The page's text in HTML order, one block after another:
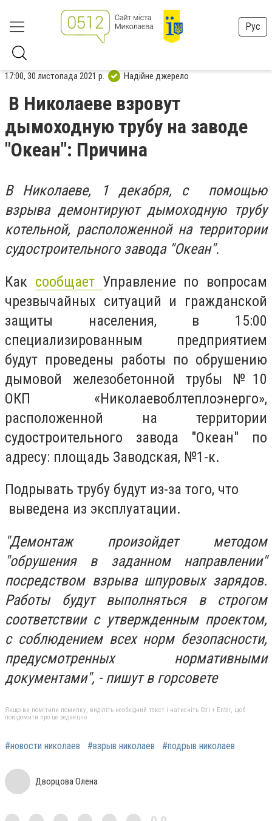
Рус
17:00, 30 листопада 2021 р. Надійне джерело
В Николаеве взровут
дымоходную трубу на заводе
"Океан": Причина
В Николаеве, 1 декабря, с помощью
взрыва демонтируют дымоходную трубу
котельной, расположенной на территории
судостроительного завода "Океан".
Как сообщает Управление по вопросам
чрезвычайных ситуаций и гражданской
защиты населения, в 15:00
специализированным предприятием
будут проведены работы по обрушению
дымовой железобетонной трубы №10
ОКП «Николаевоблтеплоэнерго»,
расположенной на территории
судостроительного завода "Океан" по
адресу: площадь Заводская, №1-к.
Подрывать трубу будут из-за того, что
выведена из эксплуатации.
"Демонтаж произойдет методом
"обрушения в заданном направлении"
посредством взрыва шпуровых зарядов.
Работы будут выполняться в строгом
соответствии с утвержденным проектом,
с соблюдением всех норм безопасности,
предусмотренных нормативными
документами", - пишут в горсовете
Якщо ви помітили помилку, виділіть необхідний текст і натисніть Ctrl + Enter, щоб
повідомити про це редакцію
#новости николаев #взрыв николаев #подрыв николаев
Дворцова Олена